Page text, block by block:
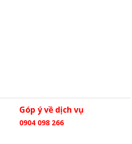
Góp ý về dịch vụ
0904 098 266